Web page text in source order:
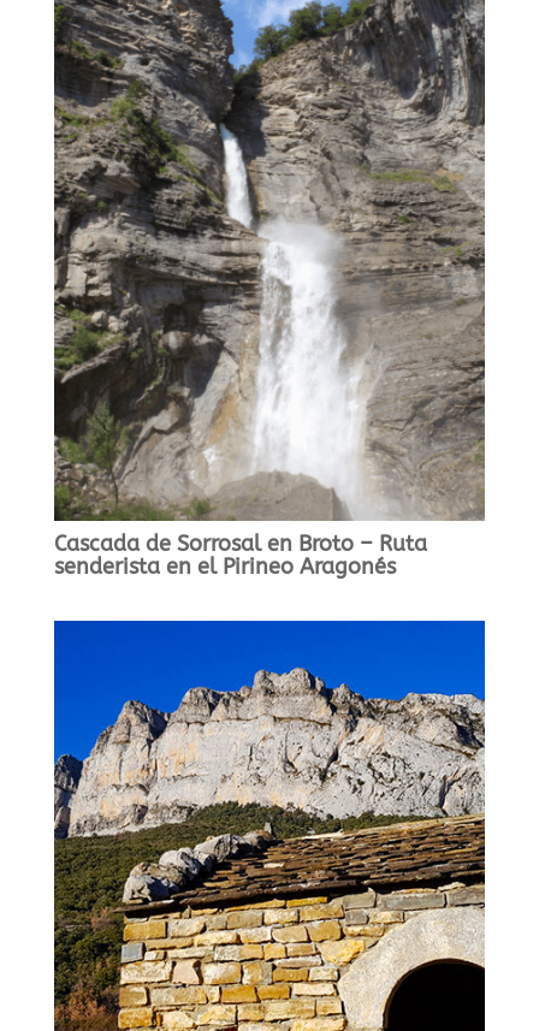
Cascada de Sorrosal en Broto – Ruta
senderista en el Pirineo Aragonés